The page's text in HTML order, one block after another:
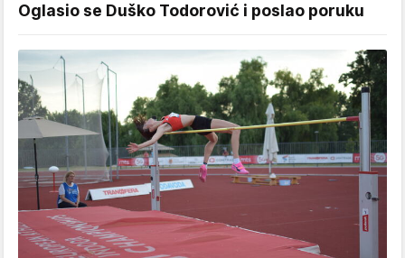
Oglasio se Duško Todorović i poslao poruku